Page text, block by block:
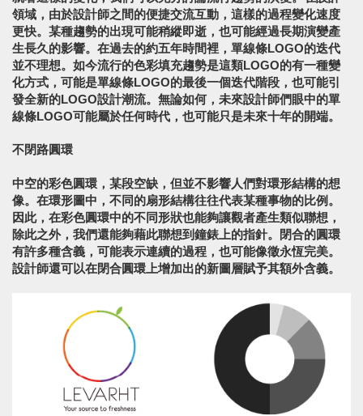
領域，由於設計師之間的便捷交流互動，這樣的過程變化速度
更快。某種趨勢的出現可能稍縱即逝，也可能經過長期演變產
生長久的影響。在過去的約五年時間裡，單線條LOGO的迭代
並不理想。如今流行的色彩填充趨勢是這類LOGO的有一種變
化方式，可能是單線條LOGO的最後一個迭代階段，也可能引
發全新的LOGO設計潮流。無論如何，未來設計師們眼中的單
線條LOGO可能屬於任何時代，也可能只是未來十年的開端。
不閉路圓環
中空的彩色圓環，某段空缺，但並不影響人們對環形結構的想
像。在環形圖中，不同的扇形結構往往代表某種事物的比例。
因此，在彩色圓環中的不同形狀也能夠讓觀者產生類似聯想，
除此之外，我們還能夠藉此聯想到鐘錶上的指針。閉合的圓環
有許多種含義，可能表示連續的過程，也可能像徵永恆完美。
設計師還可以在閉合圓環上增加出的新圖層賦予其額外含義。